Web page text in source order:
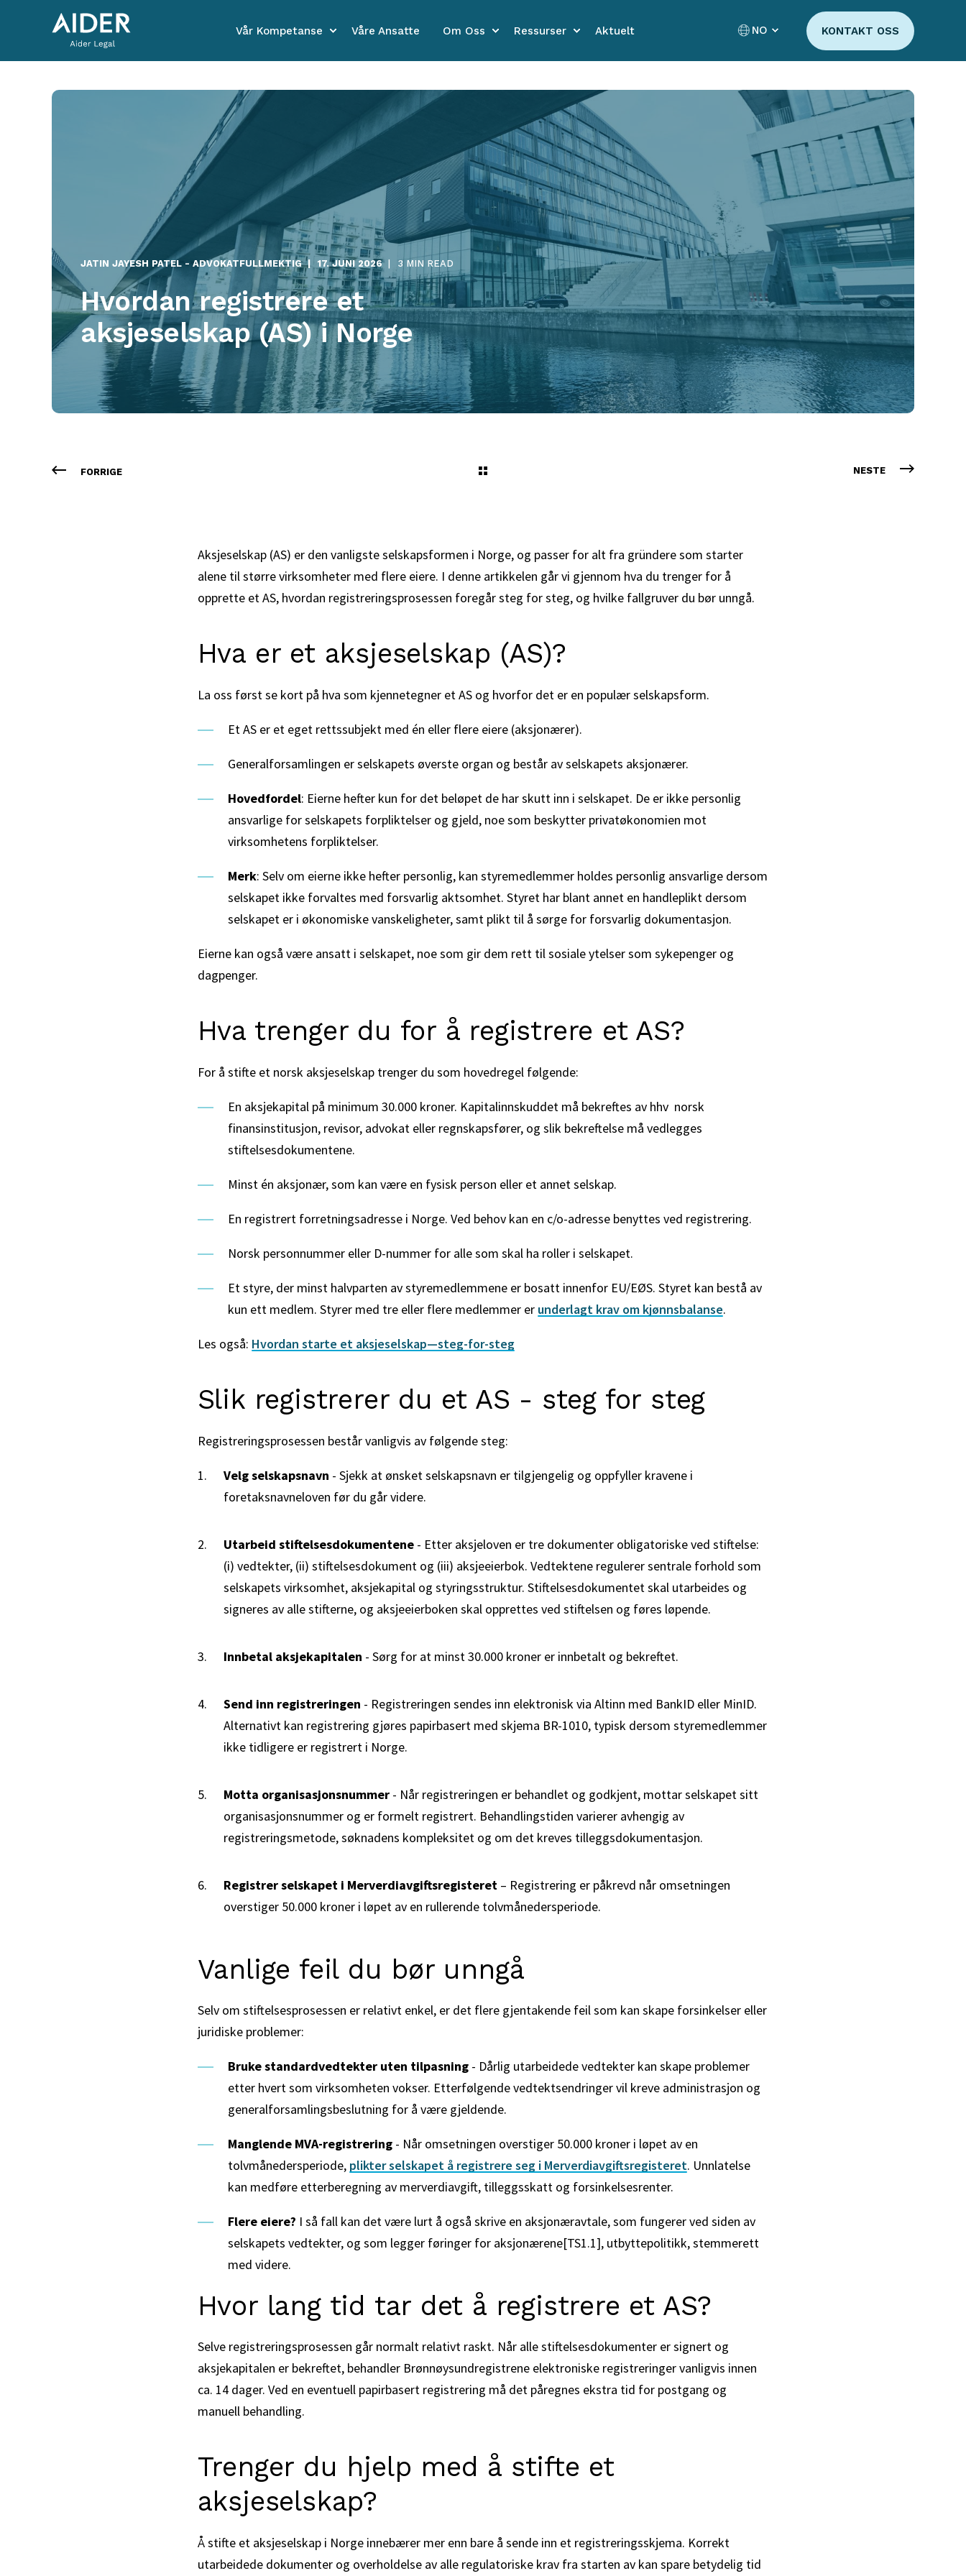
Vår Kompetanse Våre Ansatte Om Oss Ressurser Aktuelt NO KONTAKT OSS
JATIN JAYESH PATEL - ADVOKATFULLMEKTIG 17. JUNI 2026 3 MIN READ
Hvordan registrere et
aksjeselskap (AS) i Norge
FORRIGE NESTE
Aksjeselskap (AS) er den vanligste selskapsformen i Norge, og passer for alt fra gründere som starter
alene til større virksomheter med flere eiere. I denne artikkelen går vi gjennom hva du trenger for å
opprette et AS, hvordan registreringsprosessen foregår steg for steg, og hvilke fallgruver du bør unngå.
Hva er et aksjeselskap (AS)?
La oss først se kort på hva som kjennetegner et AS og hvorfor det er en populær selskapsform.
Et AS er et eget rettssubjekt med én eller flere eiere (aksjonærer).
Generalforsamlingen er selskapets øverste organ og består av selskapets aksjonærer.
Hovedfordel: Eierne hefter kun for det beløpet de har skutt inn i selskapet. De er ikke personlig
ansvarlige for selskapets forpliktelser og gjeld, noe som beskytter privatøkonomien mot
virksomhetens forpliktelser.
Merk: Selv om eierne ikke hefter personlig, kan styremedlemmer holdes personlig ansvarlige dersom
selskapet ikke forvaltes med forsvarlig aktsomhet. Styret har blant annet en handleplikt dersom
selskapet er i økonomiske vanskeligheter, samt plikt til å sørge for forsvarlig dokumentasjon.
Eierne kan også være ansatt i selskapet, noe som gir dem rett til sosiale ytelser som sykepenger og
dagpenger.
Hva trenger du for å registrere et AS?
For å stifte et norsk aksjeselskap trenger du som hovedregel følgende:
En aksjekapital på minimum 30.000 kroner. Kapitalinnskuddet må bekreftes av hhv norsk
finansinstitusjon, revisor, advokat eller regnskapsfører, og slik bekreftelse må vedlegges
stiftelsesdokumentene.
Minst én aksjonær, som kan være en fysisk person eller et annet selskap.
En registrert forretningsadresse i Norge. Ved behov kan en c/o-adresse benyttes ved registrering.
Norsk personnummer eller D-nummer for alle som skal ha roller i selskapet.
Et styre, der minst halvparten av styremedlemmene er bosatt innenfor EU/EØS. Styret kan bestå av
kun ett medlem. Styrer med tre eller flere medlemmer er underlagt krav om kjønnsbalanse.
Les også: Hvordan starte et aksjeselskap—steg-for-steg
Slik registrerer du et AS - steg for steg
Registreringsprosessen består vanligvis av følgende steg:
Velg selskapsnavn - Sjekk at ønsket selskapsnavn er tilgjengelig og oppfyller kravene i
foretaksnavneloven før du går videre.
Utarbeid stiftelsesdokumentene- Etter aksjeloven er tre dokumenter obligatoriske ved stiftelse:
(i) vedtekter, (ii) stiftelsesdokument og (iii) aksjeeierbok. Vedtektene regulerer sentrale forhold som
selskapets virksomhet, aksjekapital og styringsstruktur. Stiftelsesdokumentet skal utarbeides og
signeres av alle stifterne, og aksjeeierboken skal opprettes ved stiftelsen og føres løpende.
Innbetal aksjekapitalen - Sørg for at minst 30.000 kroner er innbetalt og bekreftet.
Send inn registreringen - Registreringen sendes inn elektronisk via Altinn med BankID eller MinID.
Alternativt kan registrering gjøres papirbasert med skjema BR-1010, typisk dersom styremedlemmer
ikke tidligere er registrert i Norge.
Motta organisasjonsnummer- Når registreringen er behandlet og godkjent, mottar selskapet sitt
organisasjonsnummer og er formelt registrert. Behandlingstiden varierer avhengig av
registreringsmetode, søknadens kompleksitet og om det kreves tilleggsdokumentasjon.
Registrer selskapet i Merverdiavgiftsregisteret– Registrering er påkrevd når omsetningen
overstiger 50.000 kroner i løpet av en rullerende tolvmånedersperiode.
Vanlige feil du bør unngå
Selv om stiftelsesprosessen er relativt enkel, er det flere gjentakende feil som kan skape forsinkelser eller
juridiske problemer:
Bruke standardvedtekter uten tilpasning- Dårlig utarbeidede vedtekter kan skape problemer
etter hvert som virksomheten vokser. Etterfølgende vedtektsendringer vil kreve administrasjon og
generalforsamlingsbeslutning for å være gjeldende.
Manglende MVA-registrering- Når omsetningen overstiger 50.000 kroner i løpet av en
tolvmånedersperiode, plikter selskapet å registrere seg i Merverdiavgiftsregisteret. Unnlatelse
kan medføre etterberegning av merverdiavgift, tilleggsskatt og forsinkelsesrenter.
Flere eiere? I så fall kan det være lurt å også skrive en aksjonæravtale, som fungerer ved siden av
selskapets vedtekter, og som legger føringer for aksjonærene[TS1.1], utbyttepolitikk, stemmerett
med videre.
Hvor lang tid tar det å registrere et AS?
Selve registreringsprosessen går normalt relativt raskt. Når alle stiftelsesdokumenter er signert og
aksjekapitalen er bekreftet, behandler Brønnøysundregistrene elektroniske registreringer vanligvis innen
ca. 14 dager. Ved en eventuell papirbasert registrering må det påregnes ekstra tid for postgang og
manuell behandling.
Trenger du hjelp med å stifte et
aksjeselskap?
Å stifte et aksjeselskap i Norge innebærer mer enn bare å sende inn et registreringsskjema. Korrekt
utarbeidede dokumenter og overholdelse av alle regulatoriske krav fra starten av kan spare betydelig tid